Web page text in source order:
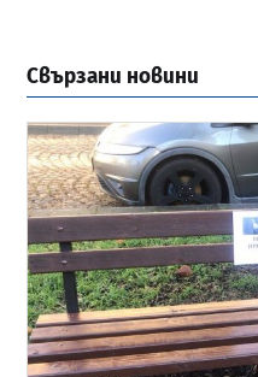
Свързани новини